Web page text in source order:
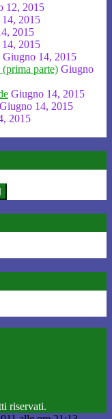
12, 2015
2015
2015
2015
Giugno 14, 2015
parte) Giugno
Giugno 14, 2015
Giugno 14, 2015
2015
riservati.